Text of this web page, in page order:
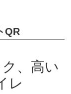
QR
、高い
レ